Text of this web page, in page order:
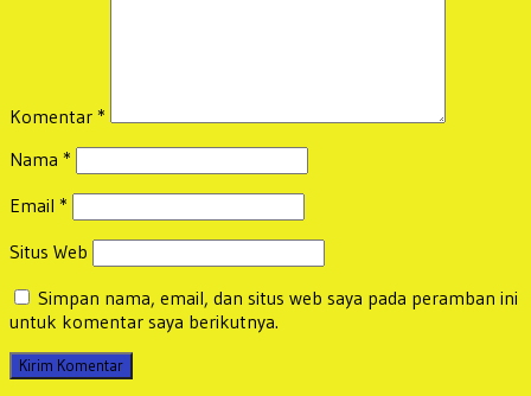
Komentar *
Nama *
Email *
Situs Web
Simpan nama, email, dan situs web saya pada peramban ini
untuk komentar saya berikutnya.